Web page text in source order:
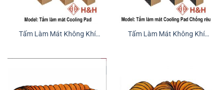
Tấm Làm Mát Không Khí
Tấm Làm Mát Không Khí